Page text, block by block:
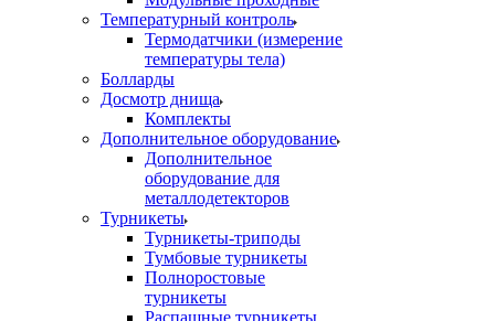
Температурный контроль
Термодатчики (измерение
температуры тела)
Болларды
Досмотр днища
Комплекты
Дополнительное оборудование
Дополнительное
оборудование для
металлодетекторов
Турникеты
Турникеты-триподы
Тумбовые турникеты
Полноростовые
турникеты
Распашные турникеты